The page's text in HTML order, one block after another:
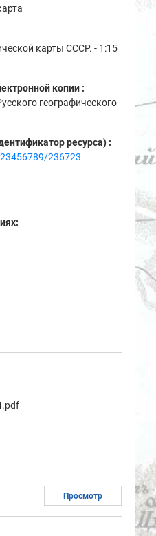
карты СССР. - 1:15
копии :
географического
ресурса) :
236723
Просмотр